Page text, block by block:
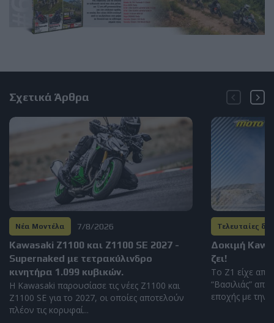
Σχετικά Άρθρα
Νέα Μοντέλα 7/8/2026
Kawasaki Z1100 και Z1100 SE 2027 -
Supernaked με τετρακύλινδρο
κινητήρα 1.099 κυβικών.
Η Kawasaki παρουσίασε τις νέες Z1100 και
Z1100 SE για το 2027, οι οποίες αποτελούν
πλέον τις κορυφαί...
Τελευταίες
Δοκιμή
ζει!
To Z1 είχε
“Βασιλιάς” από
εποχής με την